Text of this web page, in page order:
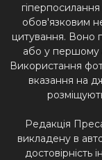
обов'язковим
цитування. Воно
або у першому
Використання
вказання на
Редакція
викладену в
достовірність